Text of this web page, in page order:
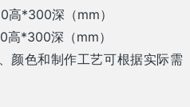
高*300深（mm）
深（mm）
颜色和制作工艺可根据实际需